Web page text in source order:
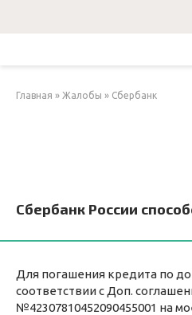
Главная » Жалобы » Сбербанк
Сбербанк России
Для погашения кредита по
соответствии с Доп.
№42307810452090455001 на